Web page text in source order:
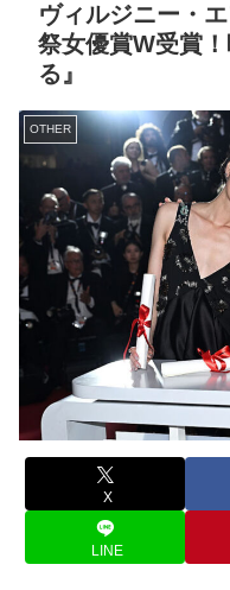
ヴィルジニー・
祭女優賞W受賞
る』
OTHER
X
LINE